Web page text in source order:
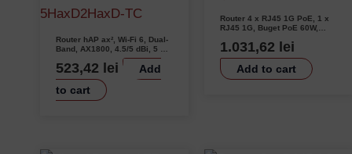
Router hAP ax², Wi-Fi 6, Dual-
Band, AX1800, 4.5/5 dBi, 5 x
RJ45 1G, PoE In/Out pasiv –
MikroTik C52iG-5HaxD2HaxD-
523,42 lei
Add
to cart
Router 4 x RJ45 1G PoE, 1 x
RJ45 1G, Buget PoE 60W,
– Ruijie RG-EG305GH-P-E
1.031,62 lei
Add to cart